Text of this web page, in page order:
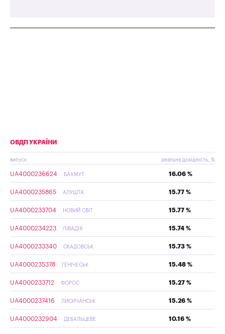
ОВДП УКРАЇНИ
випуск реальна дохідність, %
UA4000236624 БАХМУТ 16.06 %
UA4000235865 АЛУШТА 15.77 %
UA4000233704 НОВИЙ СВІТ 15.77 %
UA4000234223 ЛІВАДІЯ 15.74 %
UA4000233340 СКАДОВСЬК 15.73 %
UA4000235378 ГЕНІЧЕСЬК 15.48 %
UA4000233712 ФОРОС 15.27 %
UA4000237416 ЛИСИЧАНСЬК 15.26 %
UA4000232904 ДЕБАЛЬЦЕВЕ 10.16 %